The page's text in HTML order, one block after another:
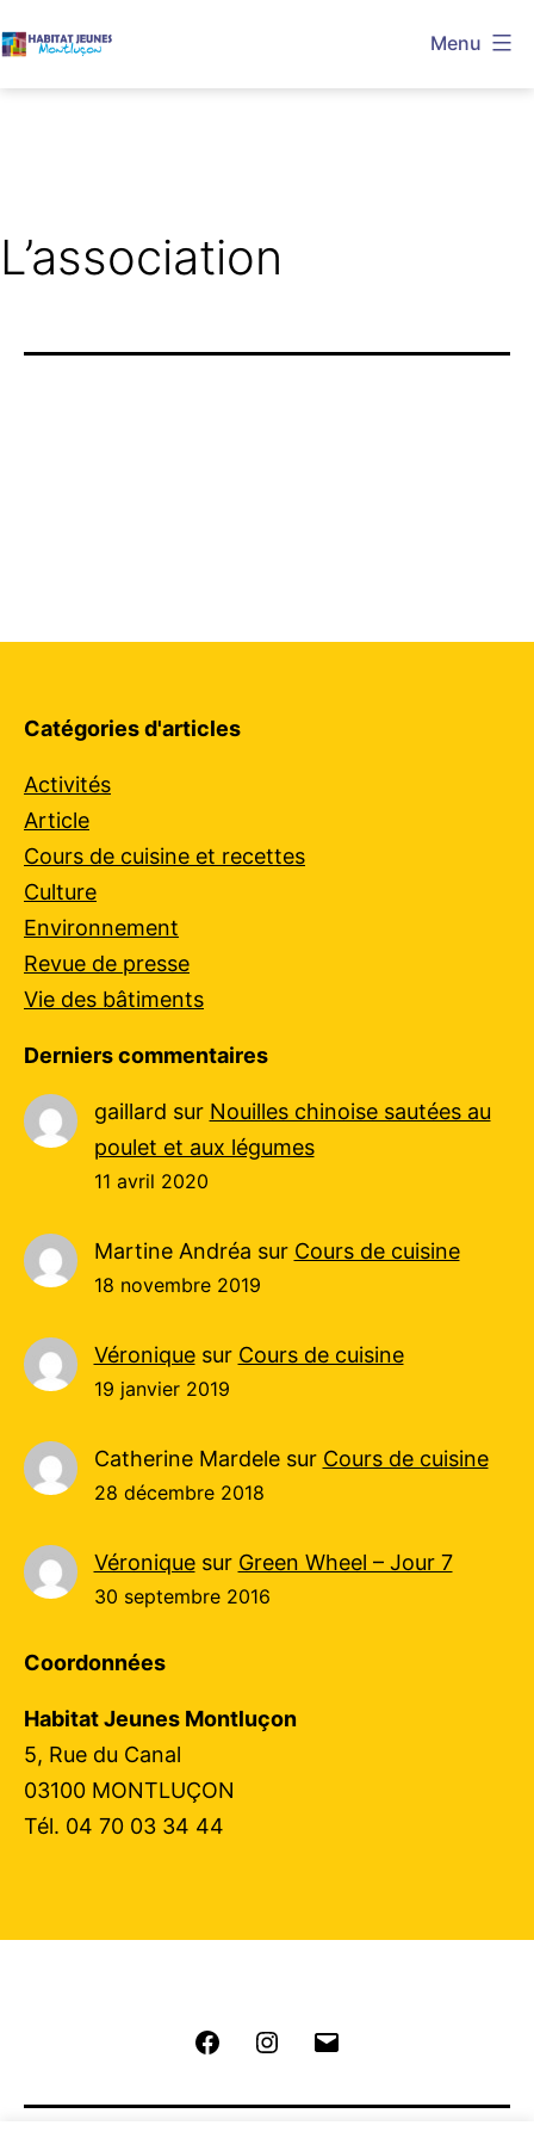
au
Menu
L’association
Catégories d'articles
Activités
Article
Cours de cuisine et recettes
Culture
Environnement
Revue de presse
Vie des bâtiments
Derniers commentaires
gaillard sur Nouilles chinoise sautées au
poulet et aux légumes
11 avril 2020
Martine Andréa sur Cours de cuisine
18 novembre 2019
Véroniquesur Cours de cuisine
19 janvier 2019
Catherine Mardelesur Cours de cuisine
28 décembre 2018
Véroniquesur Green Wheel – Jour 7
30 septembre 2016
Coordonnées
Habitat Jeunes Montluçon
5, Rue du Canal
03100 MONTLUÇON
Tél. 04 70 03 34 44
FacebookInstagram